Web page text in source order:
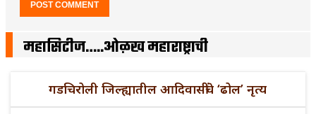
महासिटीज…..ओळख महाराष्ट्राची
गडचिरोली जिल्ह्यातील आदिवासींचे ‘ढोल’ नृत्य